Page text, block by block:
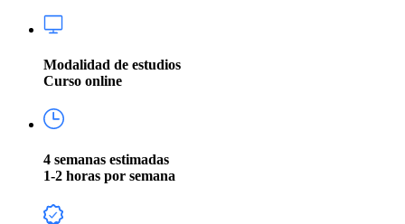
Modalidad de estudios
Curso online
4 semanas estimadas
1-2 horas por semana